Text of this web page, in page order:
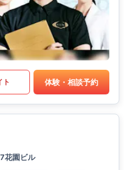
ト 体験・相談予約
花園ビル